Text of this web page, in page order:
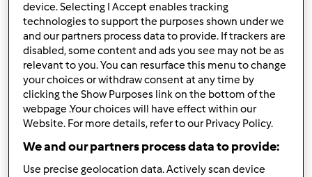
2 | Ostatni wpis
Szybka odpowiedź
catr Dołączył : 31.01.2025
device. Selecting I Accept enables tracking
technologies to support the purposes shown under we
and our partners process data to provide. If trackers are
disabled, some content and ads you see may not be as
relevant to you. You can resurface this menu to change
your choices or withdraw consent at any time by
clicking the Show Purposes link on the bottom of the
webpage .Your choices will have effect within our
Website. For more details, refer to our Privacy Policy.
We and our partners process data to provide:
Use precise geolocation data. Actively scan device